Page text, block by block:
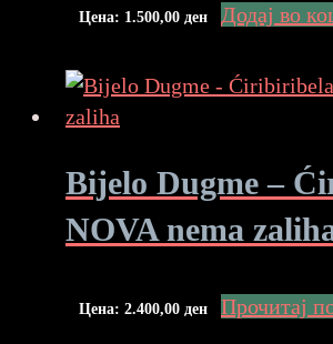
Цена: 1.500,00 ден Додај во
Bijelo Dugme –
NOVA nema
Цена: 2.400,00 ден Прочитај